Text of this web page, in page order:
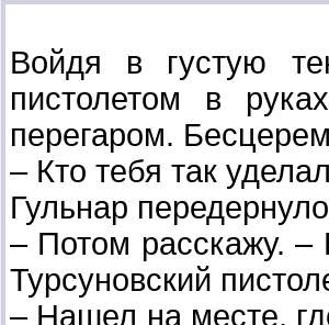
Войдя в густую
пистолетом в
перегаром.
– Кто тебя так
Гульнар передернуло
– Потом расскажу. –
Турсуновский
– Нашел на месте,